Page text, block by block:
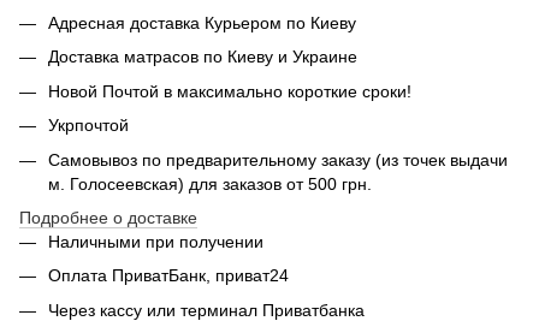
Адресная доставка Курьером по Киеву
Доставка матрасов по Киеву и Украине
Новой Почтой в максимально короткие сроки!
Укрпочтой
Самовывоз по предварительному заказу (из точек выдачи
м. Голосеевская) для заказов от 500 грн.
Подробнее о доставке
Наличными при получении
Оплата ПриватБанк, приват24
Через кассу или терминал Приватбанка